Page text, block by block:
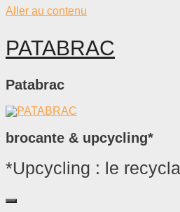
Aller au contenu
PATABRAC
Patabrac
brocante & upcycling*
*Upcycling : le